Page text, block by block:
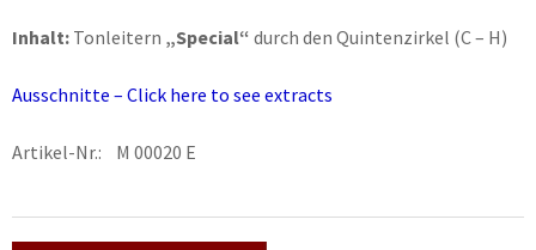
Inhalt: Tonleitern „Special“ durch den Quintenzirkel (C – H)
Ausschnitte – Click here to see extracts
Artikel-Nr.: M 00020 E